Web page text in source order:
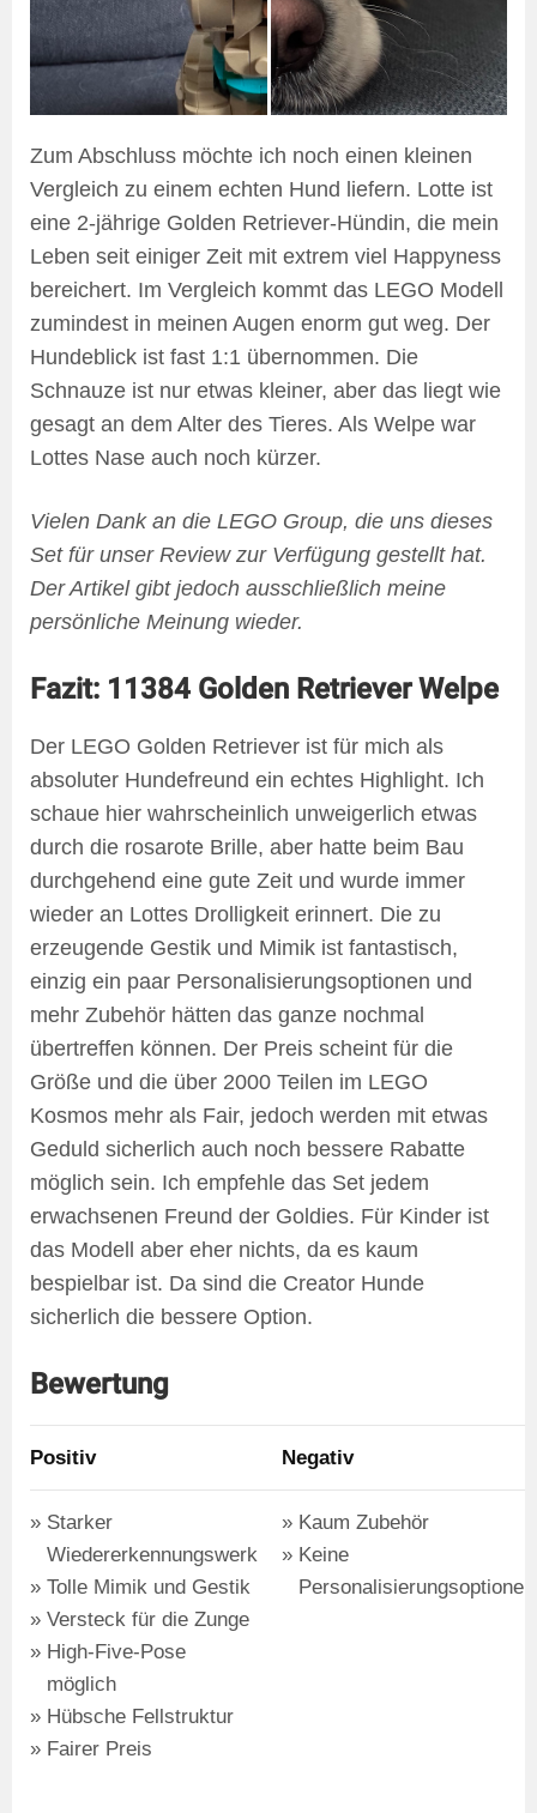
Zum Abschluss möchte ich noch einen kleinen
Vergleich zu einem echten Hund liefern. Lotte ist
eine 2-jährige Golden Retriever-Hündin, die mein
Leben seit einiger Zeit mit extrem viel Happyness
bereichert. Im Vergleich kommt das LEGO Modell
zumindest in meinen Augen enorm gut weg. Der
Hundeblick ist fast 1:1 übernommen. Die
Schnauze ist nur etwas kleiner, aber das liegt wie
gesagt an dem Alter des Tieres. Als Welpe war
Lottes Nase auch noch kürzer.
Vielen Dank an die LEGO Group, die uns dieses
Set für unser Review zur Verfügung gestellt hat.
Der Artikel gibt jedoch ausschließlich meine
persönliche Meinung wieder.
Fazit: 11384 Golden Retriever Welpe
Der LEGO Golden Retriever ist für mich als
absoluter Hundefreund ein echtes Highlight. Ich
schaue hier wahrscheinlich unweigerlich etwas
durch die rosarote Brille, aber hatte beim Bau
durchgehend eine gute Zeit und wurde immer
wieder an Lottes Drolligkeit erinnert. Die zu
erzeugende Gestik und Mimik ist fantastisch,
einzig ein paar Personalisierungsoptionen und
mehr Zubehör hätten das ganze nochmal
übertreffen können. Der Preis scheint für die
Größe und die über 2000 Teilen im LEGO
Kosmos mehr als Fair, jedoch werden mit etwas
Geduld sicherlich auch noch bessere Rabatte
möglich sein. Ich empfehle das Set jedem
erwachsenen Freund der Goldies. Für Kinder ist
das Modell aber eher nichts, da es kaum
bespielbar ist. Da sind die Creator Hunde
sicherlich die bessere Option.
Bewertung
Positiv Negativ
Starker
Wiedererkennungswerk
Tolle Mimik und Gestik
Versteck für die Zunge
High-Five-Pose
möglich
Hübsche Fellstruktur
Fairer Preis
Kaum Zubehör
Keine
Personalisierungsoptionen